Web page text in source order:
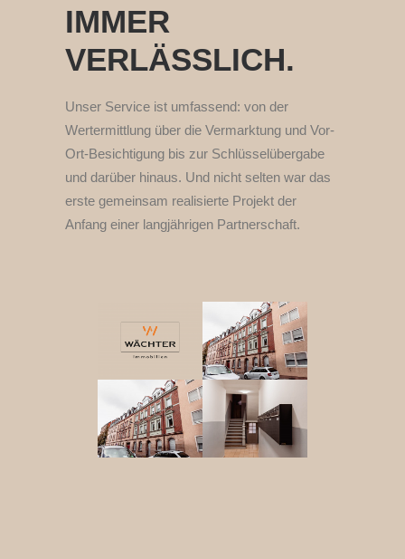
IMMER
VERLÄSSLICH.
Unser Service ist umfassend: von der
Wertermittlung über die Vermarktung und Vor-
Ort-Besichtigung bis zur Schlüsselübergabe
und darüber hinaus. Und nicht selten war das
erste gemeinsam realisierte Projekt der
Anfang einer langjährigen Partnerschaft.